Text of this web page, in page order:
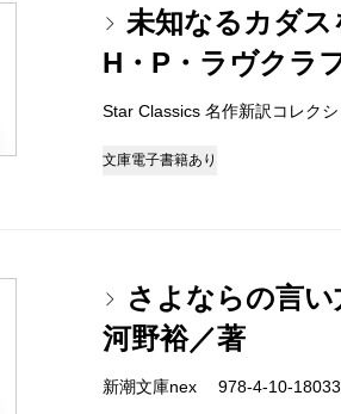
未知なるカダス
H・P・ラヴクラ
Star Classics 名作新訳コレ
文庫電子書籍あり
さよならの言
河野裕／著
新潮文庫nex 978-4-10-